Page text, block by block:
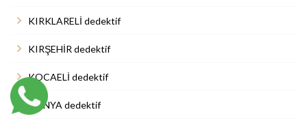
KIRKLARELİ dedektif
KIRŞEHİR dedektif
KOCAELİ dedektif
KONYA dedektif